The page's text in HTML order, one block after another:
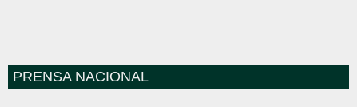
PRENSA NACIONAL